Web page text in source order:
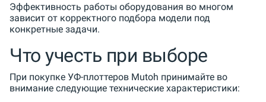
Эффективность работы оборудования во многом
зависит от корректного подбора модели под
конкретные задачи.
Что учесть при выборе
При покупке УФ-плоттеров Mutoh принимайте во
внимание следующие технические характеристики: